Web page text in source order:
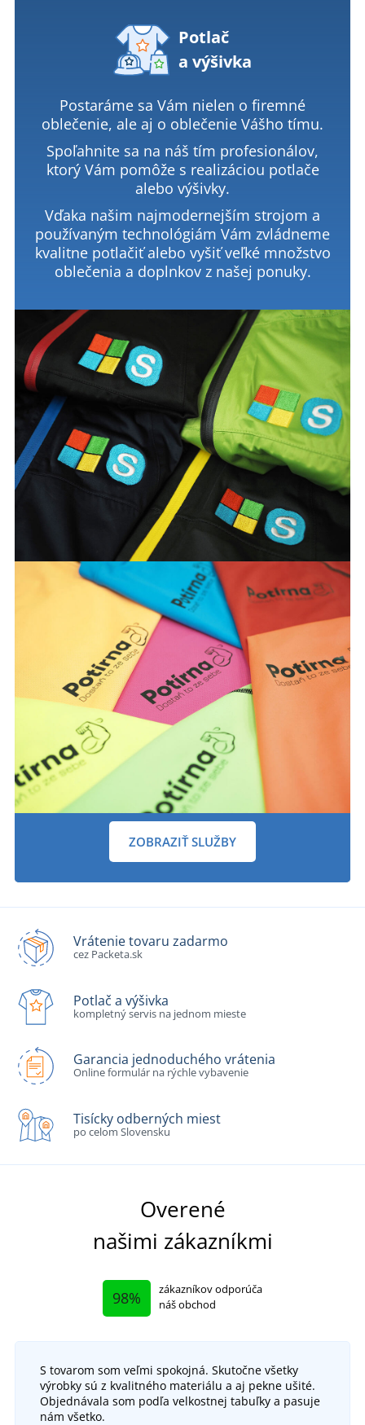
Potlač
a výšivka
Postaráme sa Vám nielen o firemné
oblečenie, ale aj o oblečenie Vášho tímu.
Spoľahnite sa na náš tím profesionálov,
ktorý Vám pomôže s realizáciou potlače
alebo výšivky.
Vďaka našim najmodernejším strojom a
používaným technológiám Vám zvládneme
kvalitne potlačiť alebo vyšiť veľké množstvo
oblečenia a doplnkov z našej ponuky.
ZOBRAZIŤ SLUŽBY
Vrátenie tovaru zadarmo
cez Packeta.sk
Potlač a výšivka
kompletný servis na jednom mieste
Garancia jednoduchého vrátenia
Online formulár na rýchle vybavenie
Tisícky odberných miest
po celom Slovensku
Overené
našimi zákazníkmi
98%
zákazníkov odporúča
náš obchod
S tovarom som veľmi spokojná. Skutočne všetky
výrobky sú z kvalitného materiálu a aj pekne ušité.
Objednávala som podľa velkostnej tabuľky a pasuje
nám všetko.